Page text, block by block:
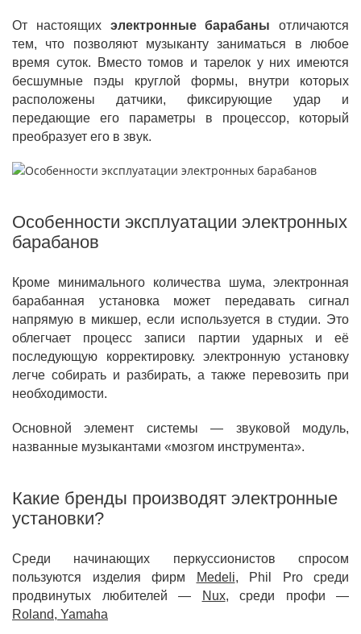
От настоящих электронные барабаны отличаются
тем, что позволяют музыканту заниматься в любое
время суток. Вместо томов и тарелок у них имеются
бесшумные пэды круглой формы, внутри которых
расположены датчики, фиксирующие удар и
передающие его параметры в процессор, который
преобразует его в звук.
Особенности эксплуатации электронных
барабанов
Кроме минимального количества шума, электронная
барабанная установка может передавать сигнал
напрямую в микшер, если используется в студии. Это
облегчает процесс записи партии ударных и её
последующую корректировку. электронную установку
легче собирать и разбирать, а также перевозить при
необходимости.
Основной элемент системы — звуковой модуль,
названные музыкантами «мозгом инструмента».
Какие бренды производят электронные
установки?
Среди начинающих перкуссионистов спросом
пользуются изделия фирм
Medeli, Phil Pro среди
продвинутых любителей —
Nux, среди профи —
Roland, Yamaha